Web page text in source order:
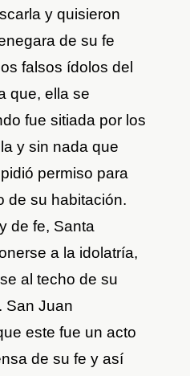
y quisieron
de su fe
falsos ídolos del
que, ella se
fue sitiada por los
y sin nada que
permiso para
de su habitación.
de fe, Santa
a la idolatría,
al techo de su
San Juan
este fue un acto
de su fe y así